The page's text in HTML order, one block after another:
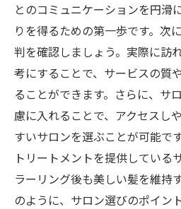
とのコミュニケーションを円滑
りを得るための第一歩です。次
判を確認しましょう。実際に訪
考にすることで、サービスの質
ることができます。さらに、サ
慮に入れることで、アクセスし
すいサロンを選ぶことが可能で
トリートメントを提供している
ラーリング後も美しい髪を維持
のように、サロン選びのポイン